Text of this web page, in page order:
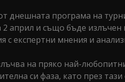
днешната програма на
2 април и също бъде
с експертни мнения и
на пряко най-
си фаза, като през